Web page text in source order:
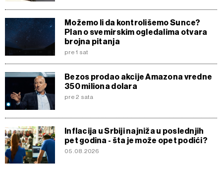
Možemo li da kontrolišemo Sunce?
Plan o svemirskim ogledalima otvara
brojna pitanja
pre 1 sat
Bezos prodao akcije Amazona vredne
350 miliona dolara
pre 2 sata
Inflacija u Srbiji najniža u poslednjih
pet godina - šta je može opet podići?
05.08.2026